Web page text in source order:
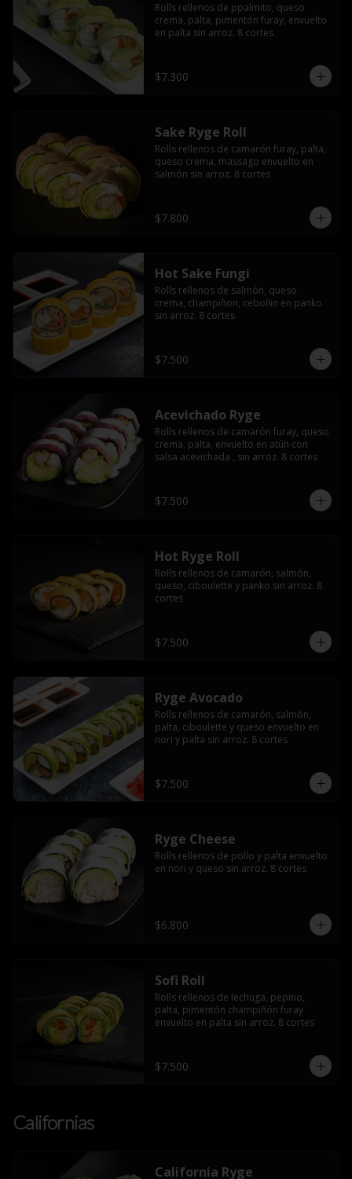
Rolls rellenos de ppalmito, queso
crema, palta, pimentón furay, envuelto
en palta sin arroz. 8 cortes
$7.300
Sake Ryge Roll
Rolls rellenos de camarón furay, palta,
queso crema, massago envuelto en
salmón sin arroz. 8 cortes
$7.800
Hot Sake Fungi
Rolls rellenos de salmón, queso
crema, champiñon, cebollin en panko
sin arroz. 8 cortes
$7.500
Acevichado Ryge
Rolls rellenos de camarón furay, queso
crema, palta, envuelto en atún con
salsa acevichada , sin arroz. 8 cortes
$7.500
Hot Ryge Roll
Rolls rellenos de camarón, salmón,
queso, ciboulette y panko sin arroz. 8
cortes
$7.500
Ryge Avocado
Rolls rellenos de camarón, salmón,
palta, ciboulette y queso envuelto en
nori y palta sin arroz. 8 cortes
$7.500
Ryge Cheese
Rolls rellenos de pollo y palta envuelto
en nori y queso sin arroz. 8 cortes
$6.800
Sofi Roll
Rolls rellenos de lechuga, pepino,
palta, pimentón champiñón furay
envuelto en palta sin arroz. 8 cortes
$7.500
Californias
California Ryge